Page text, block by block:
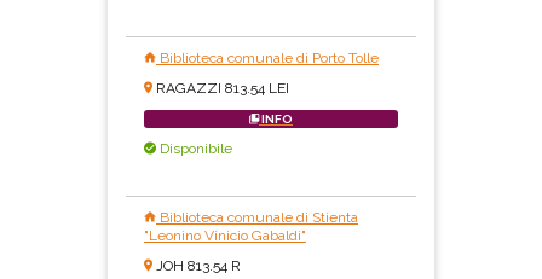
Biblioteca comunale di Porto Tolle
RAGAZZI 813.54 LEI
INFO
Disponibile
Biblioteca comunale di Stienta
"Leonino Vinicio Gabaldi"
JOH 813.54 R